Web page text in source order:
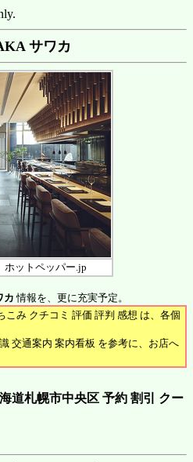
サワカ
ホットペッパー.jp
カ 情報を、更に充実予定。
こみ クチコミ 評価 評判 感想 は、各個
交通案内 案内看板 を参考に、お店へ
道札幌市中央区 予約 割引 クー